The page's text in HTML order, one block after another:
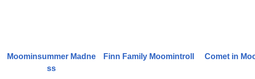
Moominsummer Madne
ss
Finn Family Moomintroll Comet in